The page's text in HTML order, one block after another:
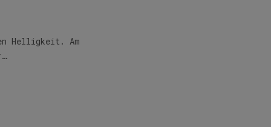
Helligkeit. Am